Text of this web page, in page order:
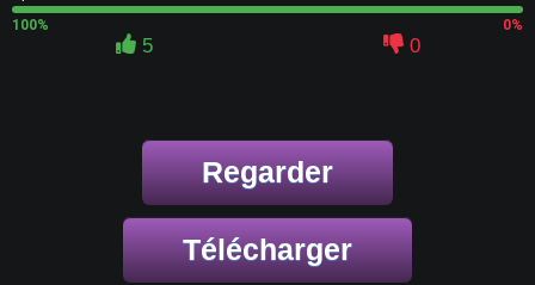
100%
0%
5 0
Regarder
Télécharger